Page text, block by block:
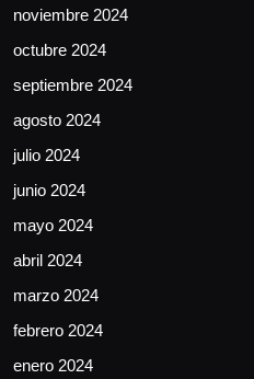
noviembre 2024
octubre 2024
septiembre 2024
agosto 2024
julio 2024
junio 2024
mayo 2024
abril 2024
marzo 2024
febrero 2024
enero 2024